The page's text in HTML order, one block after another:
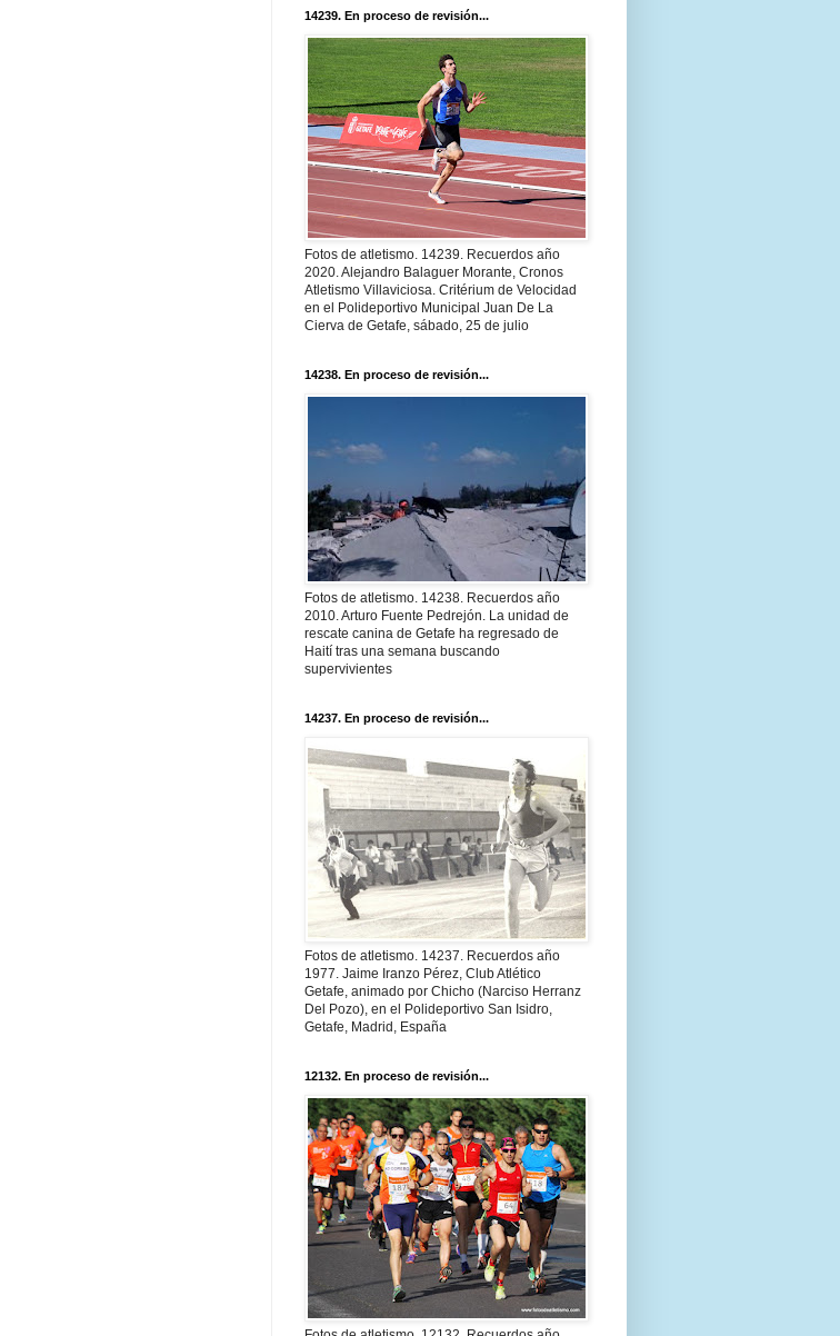
14239. En proceso de revisión...
Fotos de atletismo. 14239. Recuerdos año
2020. Alejandro Balaguer Morante, Cronos
Atletismo Villaviciosa. Critérium de Velocidad
en el Polideportivo Municipal Juan De La
Cierva de Getafe, sábado, 25 de julio
14238. En proceso de revisión...
Fotos de atletismo. 14238. Recuerdos año
2010. Arturo Fuente Pedrejón. La unidad de
rescate canina de Getafe ha regresado de
Haití tras una semana buscando
supervivientes
14237. En proceso de revisión...
Fotos de atletismo. 14237. Recuerdos año
1977. Jaime Iranzo Pérez, Club Atlético
Getafe, animado por Chicho (Narciso Herranz
Del Pozo), en el Polideportivo San Isidro,
Getafe, Madrid, España
12132. En proceso de revisión...